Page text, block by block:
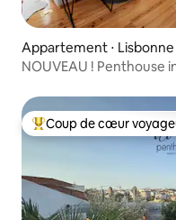
Appartement ⋅ Lisbonne
NOUVEAU ! Penthouse
Coups de cœur
Coup de cœur